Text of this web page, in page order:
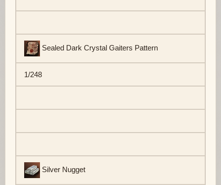
Sealed Dark Crystal Gaiters Pattern
1/248
Silver Nugget